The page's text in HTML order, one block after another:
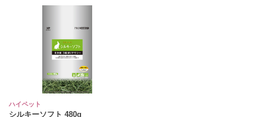
ハイペット
シルキーソフト 480g